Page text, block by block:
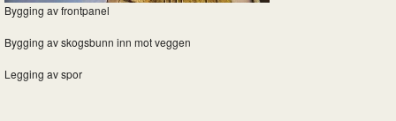
Bygging av frontpanel
Bygging av skogsbunn inn mot veggen
Legging av spor